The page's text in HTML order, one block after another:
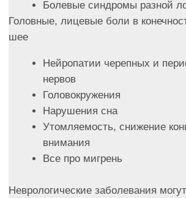
Неврологические заболевания могут возникнуть в
любом возрасте - от рождения до глубокой
старости. Они бывают врожденными,
наследственными или приобретенными из-за травм,
факторов.